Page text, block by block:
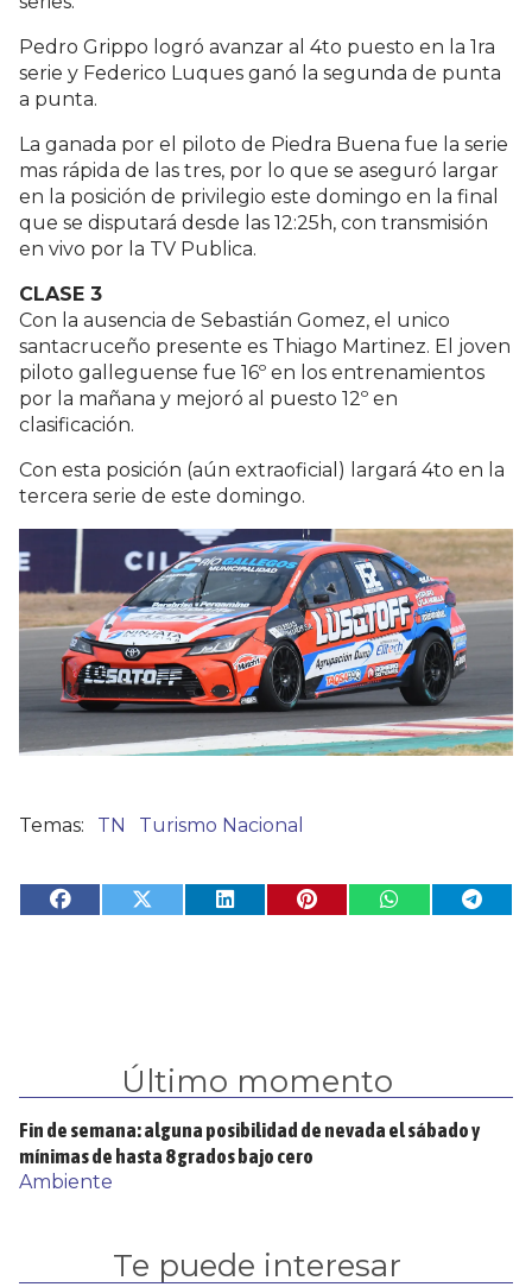
Pedro Grippo logró avanzar al 4to puesto en la 1ra
serie y Federico Luques ganó la segunda de punta
a punta.
La ganada por el piloto de Piedra Buena fue la serie
mas rápida de las tres, por lo que se aseguró largar
en la posición de privilegio este domingo en la final
que se disputará desde las 12:25h, con transmisión
en vivo por la TV Publica.
CLASE 3
Con la ausencia de Sebastián Gomez, el unico
santacruceño presente es Thiago Martinez. El joven
piloto galleguense fue 16º en los entrenamientos
por la mañana y mejoró al puesto 12º en
clasificación.
Con esta posición (aún extraoficial) largará 4to en la
tercera serie de este domingo.
TN Turismo Nacional
Último momento
Fin de semana: alguna posibilidad de nevada el sábado y
mínimas de hasta 8 grados bajo cero
Ambiente
Te puede interesar